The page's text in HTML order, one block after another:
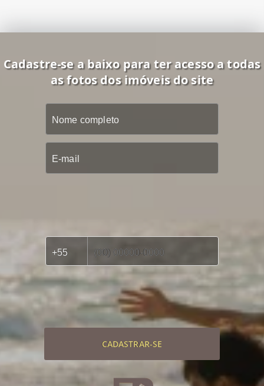
Cadastre-se a baixo para ter acesso a todas
as fotos dos imóveis do site
CADASTRAR-SE